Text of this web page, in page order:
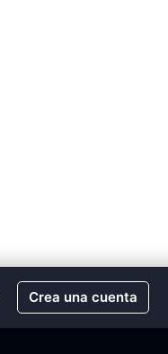
Crea una cuenta